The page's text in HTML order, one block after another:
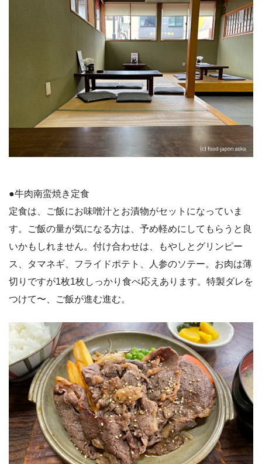
●牛肉南蛮焼き定食
定食は、ご飯にお味噌汁とお漬物がセットになっていま
す。ご飯の量が気になる方は、予め軽めにしてもらうと良
いかもしれません。付け合わせは、もやしとグリンピー
ス、タマネギ、フライドポテト、人参のソテー。お肉は薄
切りですが1枚1枚しっかり食べ応えあります。特製ダレを
つけて〜、ご飯が進む進む。